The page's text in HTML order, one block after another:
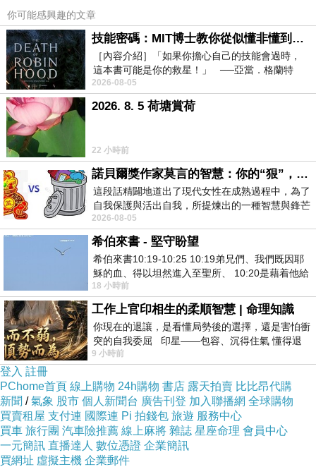
你可能感興趣的文章
技能密碼：MIT博士教你從似懂非懂到穩定輸出，把專業變事業的職能升級攻略 /麥特．比恩(容錯)
［內容介紹］「如果你擔心自己的技能會過時，
這本書可能是你的救星！」 ──亞當．格蘭特
（Adam Grant），《
2026-08-05
2026. 8. 5 荷塘賞荷
22 小時前
諾貝爾獎作家莫言的智慧：你的“狠”，才是最好的自我保護
這段話精闢地道出了現代女性在成熟過程中，為了
自我保護與活出自我，所提煉出的一種智慧與鋒芒
的平衡。 核心解讀與看法
2026-08-05
希伯來書 - 堅守盼望
希伯來書10:19-10:25 10:19弟兄們、我們既因耶
穌的血、得以坦然進入至聖所、 10:20是藉着他給
我們開了一條又新又活的路從幔子經過
18 小時前
工作上官印相生的柔順智慧 | 命理知識
你現在的退讓，是看懂局勢後的選擇，還是害怕衝
突的自我委屈 印星——包容、沉得住氣 懂得退
一步觀察，不會
9 小時前
登入 註冊
PChome首頁 線上購物 24h購物 書店 露天拍賣 比比昂代購
新聞 /氣象 股市 個人新聞台 廣告刊登 加入聯播網 全球購物
買賣租屋 支付連 國際連 Pi 拍錢包 旅遊 服務中心
買車 旅行團 汽車險推薦 線上麻將 雜誌 星座命理 會員中心
一元簡訊 直播達人 數位憑證 企業簡訊
買網址 虛擬主機 企業郵件